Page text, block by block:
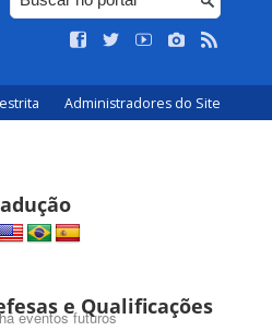
Administradores do Site
e Qualificações
eventos futuros